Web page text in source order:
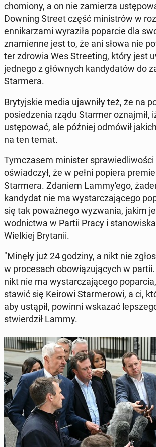
chomiony, a on nie za­mierza
Downing Street część min­istrów w
en­nikarza­mi wyraz­iła popar­cie dla
znami­enne jest to, że ani słowa nie
ter zdrowia Wes Street­ing, który jest
jednego z głównych kandy­datów do
Starmera.
Bry­tyjskie media ujawniły też, że na
posiedzenia rządu Starmer oz­na­jmił,
ustępować, ale później odmówił
na ten temat.
Tym­cza­sem min­is­ter
oświad­czył, że w pełni popiera
Starmera. Zdaniem Lam­my'ego,
kandy­dat nie ma wystar­cza­jącego
się tak poważnego wyzwa­nia, jakim
wod­nict­wa w Partii Pracy i
Wielkiej Bry­tanii.
"Minęły już 24 godziny, a nikt nie
w proce­sach obow­iązu­ją­cych w partii.
nikt nie ma wystar­cza­jącego
staw­ić się Keirowi Starmerowi, a ci,
aby ustąpił, powinni wskazać
stwierdz­ił Lammy.